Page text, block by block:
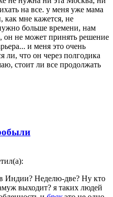
на все. у меня уже мама
как мне кажется, не
больше времени, нам
он не может принять решение
и меня это очень
ли, что он через полгодика
стоит ли все продолжать
Индии? Неделю-две? Ну кто
выходит? я таких людей